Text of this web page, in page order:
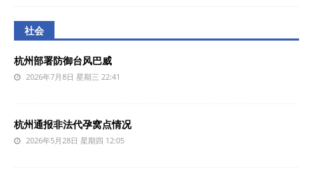
社会
杭州部署防御台风巴威
2026年7月8日 星期三 22:41
杭州通报非法代孕窝点情况
2026年5月28日 星期四 12:05